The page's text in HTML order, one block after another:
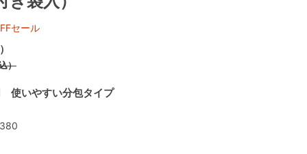
使いやすい分包タイプ
セール
）